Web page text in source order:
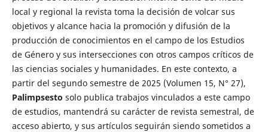
local y regional la revista toma la decisión de volcar sus
objetivos y alcance hacia la promoción y difusión de la
producción de conocimientos en el campo de los Estudios
de Género y sus intersecciones con otros campos críticos de
las ciencias sociales y humanidades. En este contexto, a
partir del segundo semestre de 2025 (Volumen 15, N° 27),
Palimpsesto solo publica trabajos vinculados a este campo
de estudios, mantendrá su carácter de revista semestral, de
acceso abierto, y sus artículos seguirán siendo sometidos a